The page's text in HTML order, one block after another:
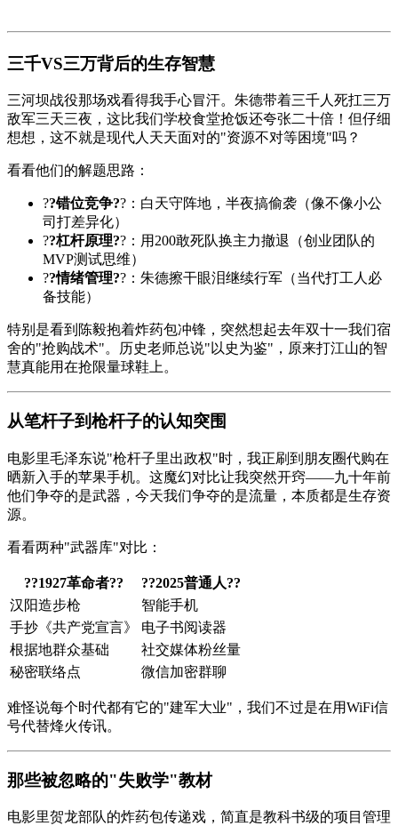
三千VS三万背后的生存智慧
三河坝战役那场戏看得我手心冒汗。朱德带着三千人死扛三万
敌军三天三夜，这比我们学校食堂抢饭还夸张二十倍！但仔细
想想，这不就是现代人天天面对的"资源不对等困境"吗？
看看他们的解题思路：
??错位竞争??：白天守阵地，半夜搞偷袭（像不像小公
司打差异化）
??杠杆原理??：用200敢死队换主力撤退（创业团队的
MVP测试思维）
??情绪管理??：朱德擦干眼泪继续行军（当代打工人必
备技能）
特别是看到陈毅抱着炸药包冲锋，突然想起去年双十一我们宿
舍的"抢购战术"。历史老师总说"以史为鉴"，原来打江山的智
慧真能用在抢限量球鞋上。
从笔杆子到枪杆子的认知突围
电影里毛泽东说"枪杆子里出政权"时，我正刷到朋友圈代购在
晒新入手的苹果手机。这魔幻对比让我突然开窍——九十年前
他们争夺的是武器，今天我们争夺的是流量，本质都是生存资
源。
看看两种"武器库"对比：
??1927革命者?? ??2025普通人??
汉阳造步枪
智能手机
手抄《共产党宣言》
电子书阅读器
根据地群众基础
社交媒体粉丝量
秘密联络点
微信加密群聊
难怪说每个时代都有它的"建军大业"，我们不过是在用WiFi信
号代替烽火传讯。
那些被忽略的"失败学"教材
电影里贺龙部队的炸药包传递戏，简直是教科书级的项目管理